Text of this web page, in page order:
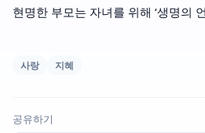
현명한 부모는 자녀를 위해 ‘생명의
사랑 지혜
공유하기